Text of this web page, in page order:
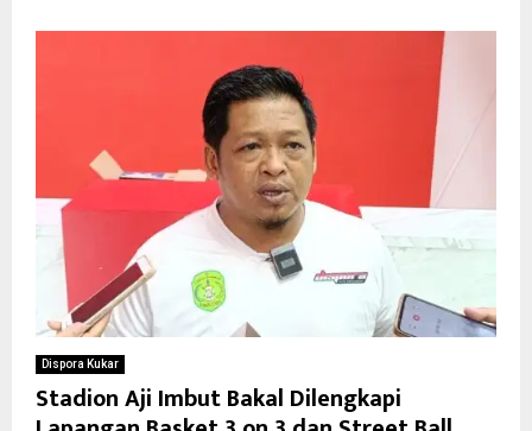
Dispora Kukar
Stadion Aji Imbut Bakal Dilengkapi